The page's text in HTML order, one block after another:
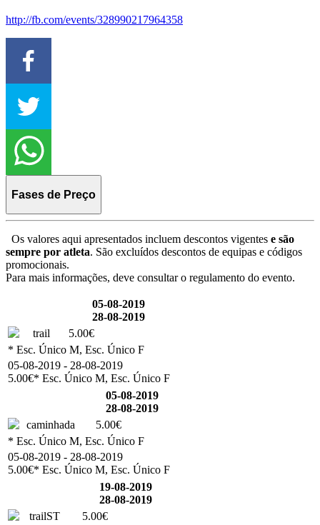
http://fb.com/events/328990217964358
Fases de Preço
Os valores aqui apresentados incluem descontos vigentes e são
sempre por atleta. São excluídos descontos de equipas e códigos
promocionais.
Para mais informações, deve consultar o regulamento do evento.
05-08-2019
28-08-2019
trail
5.00€
* Esc. Único M, Esc. Único F
05-08-2019 - 28-08-2019
5.00€* Esc. Único M, Esc. Único F
05-08-2019
28-08-2019
caminhada
5.00€
* Esc. Único M, Esc. Único F
05-08-2019 - 28-08-2019
5.00€* Esc. Único M, Esc. Único F
19-08-2019
28-08-2019
trailST
5.00€